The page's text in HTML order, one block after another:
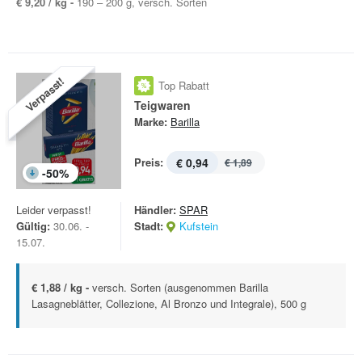
Verpasst!
-50%
Top Rabatt
Teigwaren
Marke: Barilla
Preis: € 0,94 € 1,89
Leider verpasst!
Gültig: 30.06. -
15.07.
Händler: SPAR
Stadt:
Kufstein
€ 1,88 / kg - versch. Sorten (ausgenommen Barilla
Lasagneblätter, Collezione, Al Bronzo und Integrale), 500 g